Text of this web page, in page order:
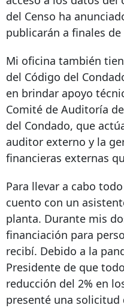
del Censo ha
publicarán a finales
Mi oficina también
del Código del
en brindar apoyo
Comité de Auditoría
del Condado, que
auditor externo y la
financieras externas
Para llevar a cabo
cuento con un
planta. Durante mis
financiación para
recibí. Debido a la
Presidente de que
reducción del 2% en
presenté una solicitud